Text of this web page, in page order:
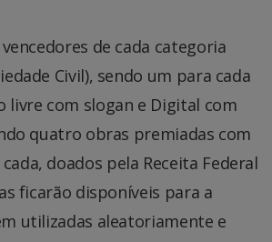
de cada categoria
Civil), sendo um para cada
livre com slogan e Digital com
quatro obras premiadas com
doados pela Receita Federal
ficarão disponíveis para a
utilizadas aleatoriamente e